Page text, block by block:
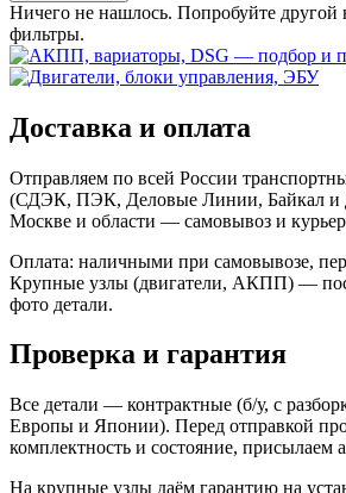
Ничего не нашлось. Попробуйте другой
фильтры.
Доставка и оплата
Отправляем по всей России
(СДЭК, ПЭК, Деловые Линии, Байкал и
Москве и области — самовывоз и
Оплата: наличными при самовывозе,
Крупные узлы (двигатели, АКПП) —
фото детали.
Проверка и гарантия
Все детали — контрактные (б/у, с
Европы и Японии). Перед отправкой
комплектность и состояние, присылаем
На крупные узлы даём гарантию на